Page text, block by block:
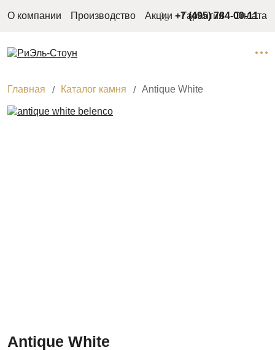
О компании Производство Акции Гарантия Оплата
+7 (495) 784-00-11
Главная Каталог камня Antique White
Antique White